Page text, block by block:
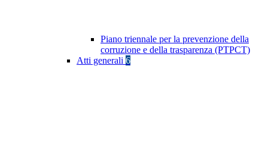
Piano triennale per la prevenzione della
corruzione e della trasparenza (PTPCT)
Atti generali 6